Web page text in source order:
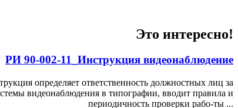
Это интересно!
РИ 90-002-11_Инструкция видеонаблюдение
определяет ответственность должностных лиц за
видеонаблюдения в типографии, вводит правила и
периодичность проверки рабо-ты ...